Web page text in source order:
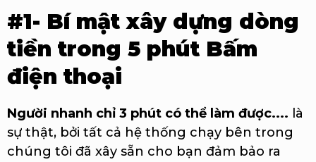
#1- Bí mật xây dựng dòng
tiền trong 5 phút Bấm
điện thoại
Người nhanh chỉ 3 phút có thể làm được.... là
sự thật, bởi tất cả hệ thống chạy bên trong
chúng tôi đã xây sẵn cho bạn đảm bảo ra